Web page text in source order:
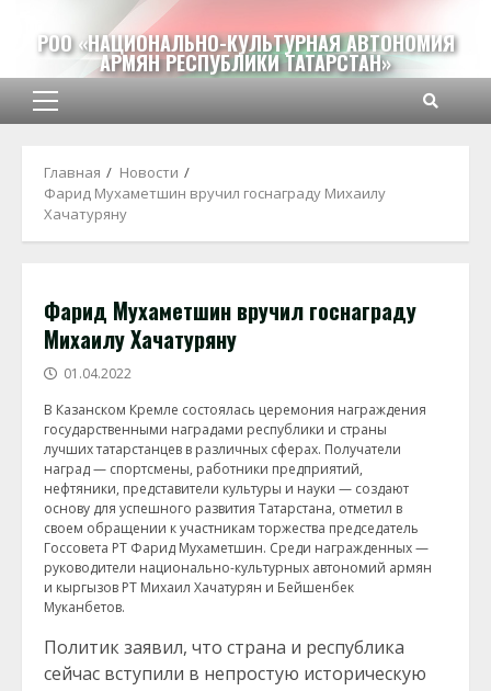
содержимому
РОО «НАЦИОНАЛЬНО-КУЛЬТУРНАЯ АВТОНОМИЯ
АРМЯН РЕСПУБЛИКИ ТАТАРСТАН»
Основное
Главная
Новости
Фарид Мухаметшин вручил госнаграду Михаилу
Хачатуряну
Фарид Мухаметшин вручил госнаграду
Михаилу Хачатуряну
01.04.2022
В Казанском Кремле состоялась церемония награждения
государственными наградами республики и страны
лучших татарстанцев в различных сферах. Получатели
наград — спортсмены, работники предприятий,
нефтяники, представители культуры и науки — создают
основу для успешного развития Татарстана, отметил в
своем обращении к участникам торжества председатель
Госсовета РТ Фарид Мухаметшин. Среди награжденных —
руководители национально-культурных автономий армян
и кыргызов РТ Михаил Хачатурян и Бейшенбек
Муканбетов.
Политик заявил, что страна и республика
сейчас вступили в непростую историческую